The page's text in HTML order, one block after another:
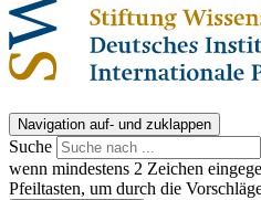
Navigation auf- und zuklappen
Suche
wenn mindestens 2 Zeichen
Pfeiltasten, um durch die